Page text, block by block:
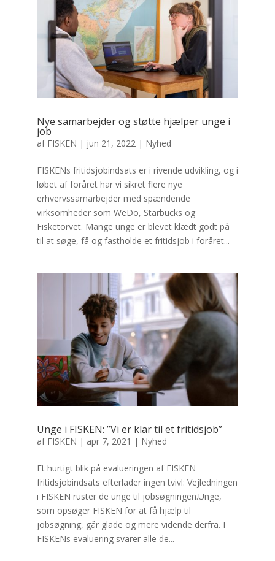
Nye samarbejder og støtte hjælper unge i
job
af FISKEN | jun 21, 2022| Nyhed
FISKENs fritidsjobindsats er i rivende udvikling, og i
løbet af foråret har vi sikret flere nye
erhvervssamarbejder med spændende
virksomheder som WeDo, Starbucks og
Fisketorvet. Mange unge er blevet klædt godt på
til at søge, få og fastholde et fritidsjob i foråret...
Unge i FISKEN: ”Vi er klar til et fritidsjob”
af FISKEN | apr 7, 2021 | Nyhed
Et hurtigt blik på evalueringen af FISKEN
fritidsjobindsats efterlader ingen tvivl: Vejledningen
i FISKEN ruster de unge til jobsøgningen.Unge,
som opsøger FISKEN for at få hjælp til
jobsøgning, går glade og mere vidende derfra. I
FISKENs evaluering svarer alle de...